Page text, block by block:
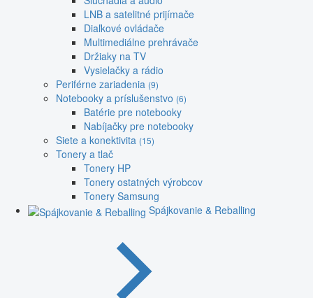
LNB a satelitné prijímače
Diaľkové ovládače
Multimediálne prehrávače
Držiaky na TV
Vysielačky a rádio
Periférne zariadenia (9)
Notebooky a príslušenstvo (6)
Batérie pre notebooky
Nabíjačky pre notebooky
Siete a konektivita (15)
Tonery a tlač
Tonery HP
Tonery ostatných výrobcov
Tonery Samsung
Spájkovanie & Reballing